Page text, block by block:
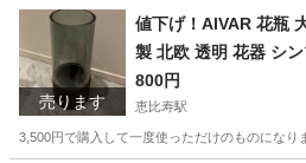
東京 渋谷区 恵比寿駅 美容家電
売ります
値下げ！AIVAR 花瓶
製 北欧 透明 花器 シ
な インテリア 室内 大
+下木製)
800円
恵比寿駅
3,500円で購入して一度使っただけのものになり